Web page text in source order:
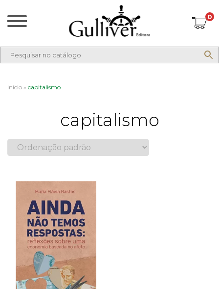
0
Início » capitalismo
capitalismo